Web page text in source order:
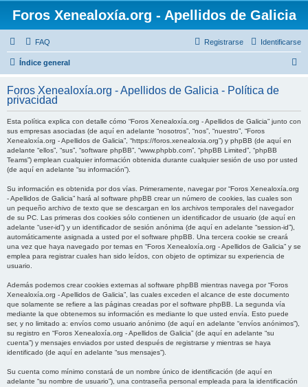
Foros Xenealoxía.org - Apellidos de Galicia
FAQ Identificarse
Registrarse
Índice general
c
Foros Xenealoxía.org - Apellidos de Galicia - Política de
privacidad
Esta política explica con detalle cómo “Foros Xenealoxía.org - Apellidos de Galicia” junto con
sus empresas asociadas (de aquí en adelante “nosotros”, “nos”, “nuestro”, “Foros
Xenealoxía.org - Apellidos de Galicia”, “https://foros.xenealoxia.org”) y phpBB (de aquí en
adelante “ellos”, “sus”, “software phpBB”, “www.phpbb.com”, “phpBB Limited”, “phpBB
Teams”) emplean cualquier información obtenida durante cualquier sesión de uso por usted
(de aquí en adelante “su información”).
Su información es obtenida por dos vías. Primeramente, navegar por “Foros Xenealoxía.org
- Apellidos de Galicia” hará al software phpBB crear un número de cookies, las cuales son
un pequeño archivo de texto que se descargan en los archivos temporales del navegador
de su PC. Las primeras dos cookies sólo contienen un identificador de usuario (de aquí en
adelante “user-id”) y un identificador de sesión anónima (de aquí en adelante “session-id”),
automáticamente asignada a usted por el software phpBB. Una tercera cookie se creará
una vez que haya navegado por temas en “Foros Xenealoxía.org - Apellidos de Galicia” y se
emplea para registrar cuales han sido leídos, con objeto de optimizar su experiencia de
usuario.
Además podemos crear cookies externas al software phpBB mientras navega por “Foros
Xenealoxía.org - Apellidos de Galicia”, las cuales exceden el alcance de este documento
que solamente se refiere a las páginas creadas por el software phpBB. La segunda vía
mediante la que obtenemos su información es mediante lo que usted envía. Esto puede
ser, y no limitado a: envíos como usuario anónimo (de aquí en adelante “envíos anónimos”),
su registro en “Foros Xenealoxía.org - Apellidos de Galicia” (de aquí en adelante “su
cuenta”) y mensajes enviados por usted después de registrarse y mientras se haya
identificado (de aquí en adelante “sus mensajes”).
Su cuenta como mínimo constará de un nombre único de identificación (de aquí en
adelante “su nombre de usuario”), una contraseña personal empleada para la identificación